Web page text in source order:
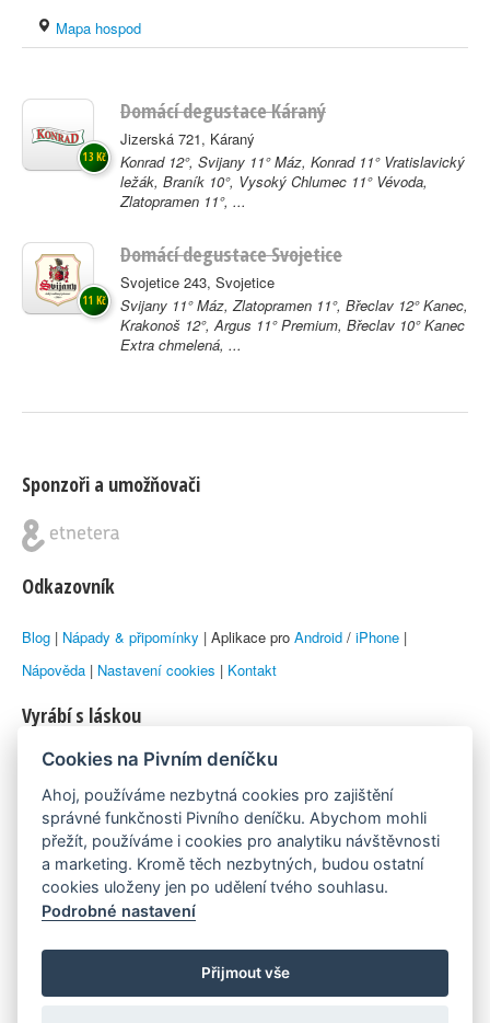
Mapa hospod
Domácí degustace Káraný
Jizerská 721, Káraný
Konrad 12°, Svijany 11° Máz, Konrad 11° Vratislavický
ležák, Braník 10°, Vysoký Chlumec 11° Vévoda,
Zlatopramen 11°, ...
13 Kč
Domácí degustace Svojetice
Svojetice 243, Svojetice
Svijany 11° Máz, Zlatopramen 11°, Břeclav 12° Kanec,
Krakonoš 12°, Argus 11° Premium, Břeclav 10° Kanec
Extra chmelená, ...
11 Kč
Sponzoři a umožňovači
Odkazovník
Blog | Nápady & připomínky | Aplikace pro Android / iPhone |
Nápověda | Nastavení cookies | Kontakt
Vyrábí s láskou
© 2010–2026 byLukáš Zemanaka Emka
Máme rádi
Pivní.info
Poznámka pod čarou
Pivní deníček je nezávislý zdroj, který není spjat s žádným
konkrétním pivovarem ani restaurací. Názory uživatelů nemusí nutně
Cookies na Pivním deníčku
Ahoj, používáme nezbytná cookies pro zajištění
správné funkčnosti Pivního deníčku. Abychom mohli
přežít, používáme i cookies pro analytiku návštěvnosti
a marketing. Kromě těch nezbytných, budou ostatní
cookies uloženy jen po udělení tvého souhlasu.
Podrobné nastavení
Přijmout vše